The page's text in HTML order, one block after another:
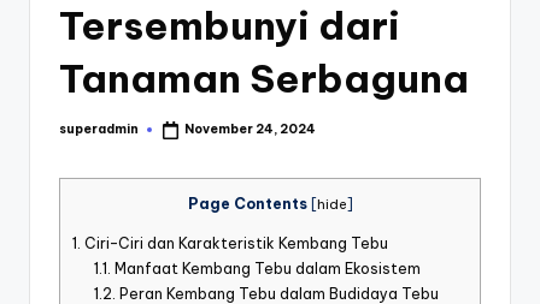
Tersembunyi dari
Tanaman Serbaguna
Posted
superadmin November 24, 2024
Page Contents [hide]
1. Ciri-Ciri dan Karakteristik Kembang Tebu
1.1.
Manfaat Kembang Tebu dalam Ekosistem
1.2. Peran Kembang Tebu dalam Budidaya Tebu